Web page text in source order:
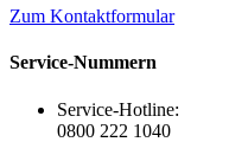
Zum Kontaktformular
Service-Nummern
Service-Hotline:
0800 222 1040